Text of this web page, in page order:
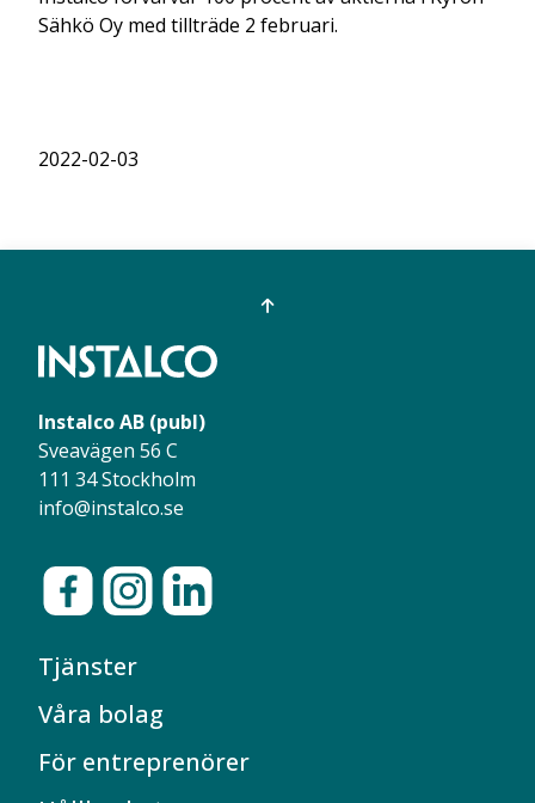
Sähkö Oy med tillträde 2 februari.
2022-02-03
Instalco AB (publ)
Sveavägen 56 C
111 34 Stockholm
info@instalco.se
Tjänster
Våra bolag
För entreprenörer